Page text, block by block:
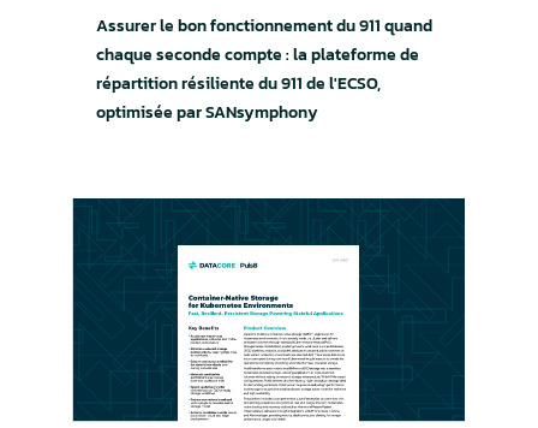
Assurer le bon fonctionnement du 911 quand
chaque seconde compte : la plateforme de
répartition résiliente du 911 de l'ECSO,
optimisée par SANsymphony